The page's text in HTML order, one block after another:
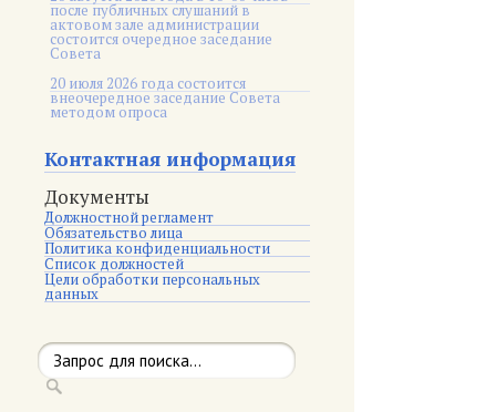
после публичных слушаний в
актовом зале администрации
состоится очередное заседание
Совета
20 июля 2026 года состоится
внеочередное заседание Совета
методом опроса
Контактная информация
Документы
Должностной регламент
Обязательство лица
Политика конфиденциальности
Список должностей
Цели обработки персональных
данных